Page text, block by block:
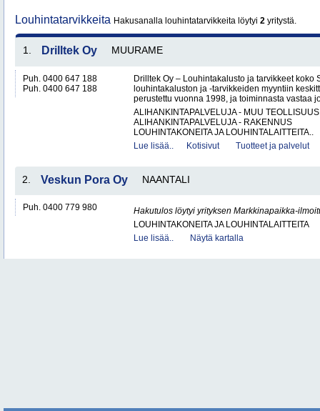
Louhintatarvikkeita Hakusanalla louhintatarvikkeita löytyi 2 yritystä.
1. Drilltek Oy MUURAME
Puh. 0400 647 188
Puh. 0400 647 188
Drilltek Oy – Louhintakalusto ja tarvikkeet koko
louhintakaluston ja -tarvikkeiden myyntiin
perustettu vuonna 1998, ja toiminnasta vastaa
ALIHANKINTAPALVELUJA - MUU TEOLLISUUS
ALIHANKINTAPALVELUJA - RAKENNUS
LOUHINTAKONEITA JA LOUHINTALAITTEITA..
Lue lisää..
Kotisivut Tuotteet ja palvelut
2. Veskun Pora Oy NAANTALI
Puh. 0400 779 980
Hakutulos löytyi yrityksen Markkinapaikka-
LOUHINTAKONEITA JA LOUHINTALAITTEITA
Lue lisää..
Näytä kartalla